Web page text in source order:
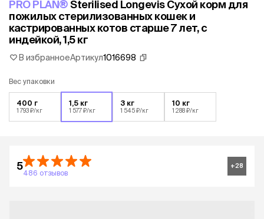
PRO PLAN®Sterilised Longevis Сухой корм для
пожилых стерилизованных кошек и
кастрированных котов старше 7 лет, с
индейкой, 1,5 кг
В избранноеАртикул1016698
Вес упаковки
400 г
1 793 ₽/кг
1,5 кг
1 577 ₽/кг
3 кг
1 545 ₽/кг
10 кг
1 288 ₽/кг
5
486 отзывов
+28